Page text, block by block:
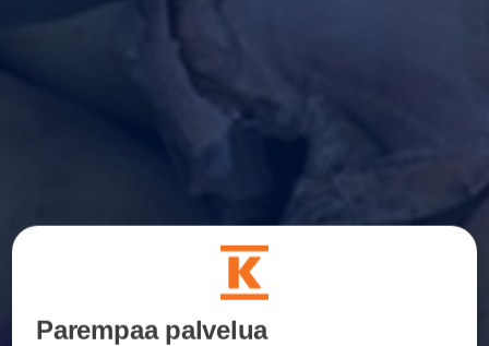
Parempaa palvelua